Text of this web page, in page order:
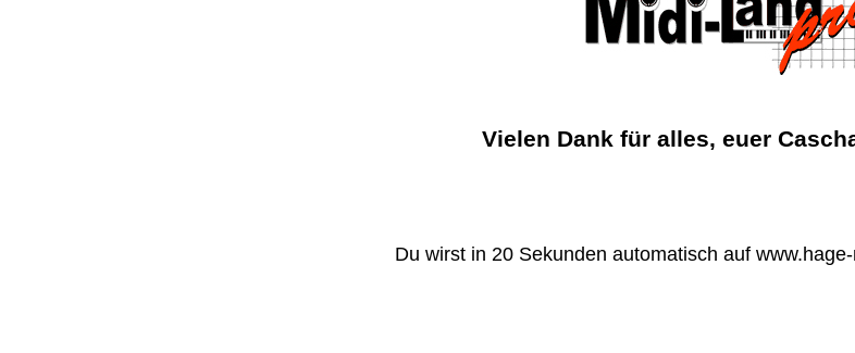
Vielen Dank für alles, euer
Du wirst in 20 Sekunden automatisch auf